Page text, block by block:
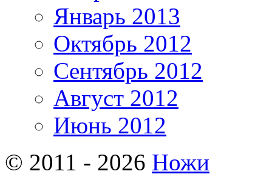
Январь 2013
Октябрь 2012
Сентябрь 2012
Август 2012
Июнь 2012
© 2011 - 2026 Ножи